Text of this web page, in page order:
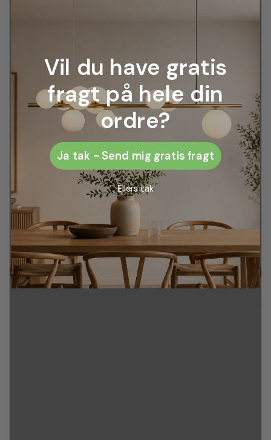
Vil du have gratis
fragt på hele din
ordre?
Ja tak - Send mig gratis fragt
Ellers tak